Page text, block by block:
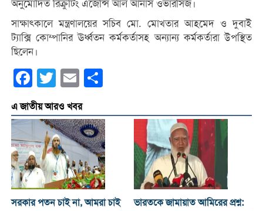
অনুমোদিত রিক্রুটিং এজেন্সি আল আনাস ওভারসিজ।
সাক্ষাৎকালে মন্ত্রণালয়ের সচিব মো. মোখতার আহমেদ ও দুবাই
ট্যাক্সি কোম্পানির ঊর্ধ্বতন কর্মকর্তাসহ অন্যান্য কর্মকর্তারা উপস্থিত
ছিলেন।
Facebook
Twitter Email
এ জাতীয় আরও খবর
সরকার পতন চাই না, আমরা চাই
ভারতকে জামায়াত আমিরের প্রশ্ন: